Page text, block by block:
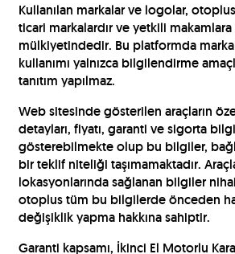
Kullanılan markalar ve logolar,
ticari markalardır ve yetkili
mülkiyetindedir. Bu platformda
kullanımı yalnızca bilgilendirme
tanıtım yapılmaz.
Web sitesinde gösterilen araçların
detayları, fiyatı, garanti ve sigorta
gösterebilmekte olup bu bilgiler,
bir teklif niteliği taşımamaktadır.
lokasyonlarında sağlanan bilgiler
otoplus tüm bu bilgilerde önceden
değişiklik yapma hakkına sahiptir.
Garanti kapsamı, İkinci El Motorlu Kara